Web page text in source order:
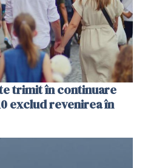
trimit în continuare
exclud revenirea în